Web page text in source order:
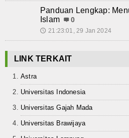
Panduan Lengkap:
Islam
0
🕔 21:23:01, 29 Jan 2024
LINK TERKAIT
Astra
Universitas Indonesia
Universitas Gajah Mada
Universitas Brawijaya